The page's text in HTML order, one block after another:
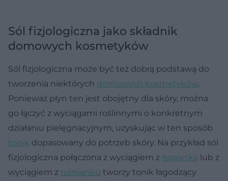
Sól fizjologiczna jako składnik
domowych kosmetyków
Sól fizjologiczna może być też dobrą podstawą do
tworzenia niektórych domowych kosmetyków.
Ponieważ płyn ten jest obojętny dla skóry, można
go łączyć z wyciągami roślinnymi o konkretnym
działaniu pielęgnacyjnym, uzyskując w ten sposób
tonik dopasowany do potrzeb skóry. Na przykład sól
fizjologiczna połączona z wyciągiem z nagietka lub z
wyciągiem z rumianku tworzy tonik łagodzący